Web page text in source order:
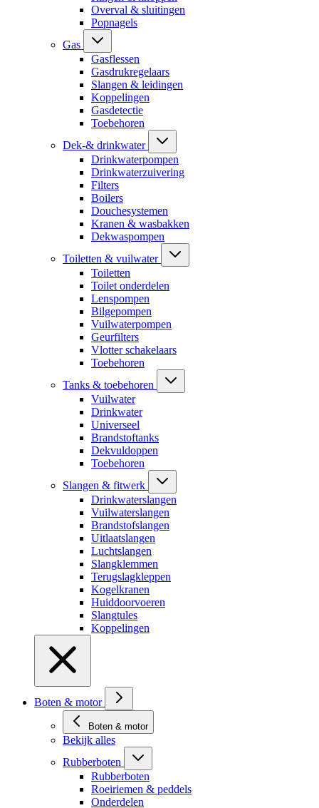
Overval & sluitingen
Popnagels
Gas
Gasflessen
Gasdrukregelaars
Slangen & leidingen
Koppelingen
Gasdetectie
Toebehoren
Dek-& drinkwater
Drinkwaterpompen
Drinkwaterzuivering
Filters
Boilers
Douchesystemen
Kranen & wasbakken
Dekwaspompen
Toiletten & vuilwater
Toiletten
Toilet onderdelen
Lenspompen
Bilgepompen
Vuilwaterpompen
Geurfilters
Vlotter schakelaars
Toebehoren
Tanks & toebehoren
Vuilwater
Drinkwater
Universeel
Brandstoftanks
Dekvuldoppen
Toebehoren
Slangen & fitwerk
Drinkwaterslangen
Vuilwaterslangen
Brandstofslangen
Uitlaatslangen
Luchtslangen
Slangklemmen
Terugslagkleppen
Kogelkranen
Huiddoorvoeren
Slangtules
Koppelingen
Boten & motor
Boten & motor
Bekijk alles
Rubberboten
Rubberboten
Roeiriemen & peddels
Onderdelen